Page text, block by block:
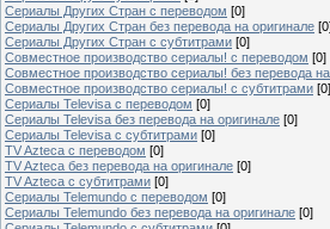
Сериалы Других Стран с переводом [0]
Сериалы Других Стран без перевода на оригинале
Сериалы Других Стран с субтитрами [0]
Совместное производство сериалы! с переводом [0]
Совместное производство сериалы! без перевода
Совместное производство сериалы! с субтитрами [0]
Сериалы Televisa с переводом [0]
Сериалы Televisa без перевода на оригинале [0]
Сериалы Televisa с субтитрами [0]
TV Azteca с переводом [0]
TV Azteca без перевода на оригинале [0]
TV Azteca с субтитрами [0]
Сериалы Telemundo с переводом [0]
Сериалы Telemundo без перевода на оригинале [0]